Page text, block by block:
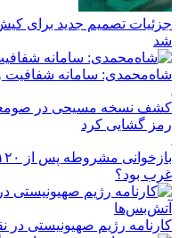
جزئیات تصمیم جدید برای کیش
شد
شاه‌محمدی: سامانه شفافیت
کشف نسخه‌ مسیحی در صومعه
رمز گشایی کرد
غرب بود؟
کارنامه رژیم صهیونیستی در